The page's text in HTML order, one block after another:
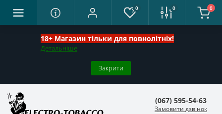
18+ Магазин тільки для повнолітніх!
Детальніше
Закрити
0 0 0
(067) 595-54-63
Замовити дзвінок